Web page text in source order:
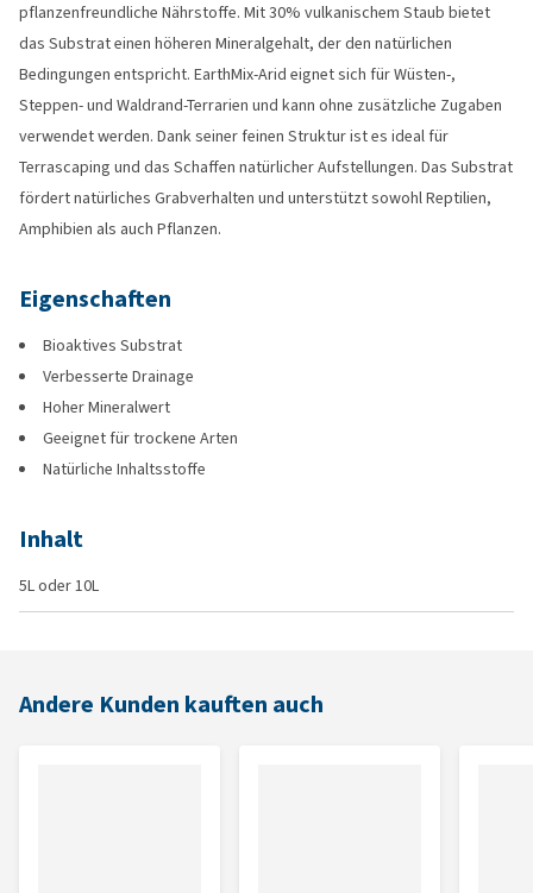
pflanzenfreundliche Nährstoffe. Mit 30% vulkanischem Staub bietet
das Substrat einen höheren Mineralgehalt, der den natürlichen
Bedingungen entspricht. EarthMix-Arid eignet sich für Wüsten-,
Steppen- und Waldrand-Terrarien und kann ohne zusätzliche Zugaben
verwendet werden. Dank seiner feinen Struktur ist es ideal für
Terrascaping und das Schaffen natürlicher Aufstellungen. Das Substrat
fördert natürliches Grabverhalten und unterstützt sowohl Reptilien,
Amphibien als auch Pflanzen.
Eigenschaften
Bioaktives Substrat
Verbesserte Drainage
Hoher Mineralwert
Geeignet für trockene Arten
Natürliche Inhaltsstoffe
Inhalt
5L oder 10L
Andere Kunden kauften auch